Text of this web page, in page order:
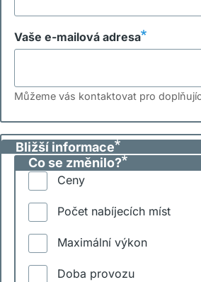
Vaše e-mailová adresa
Můžeme vás kontaktovat pro
Bližší informace
Co se změnilo?
Ceny
Počet nabíjecích míst
Maximální výkon
Doba provozu